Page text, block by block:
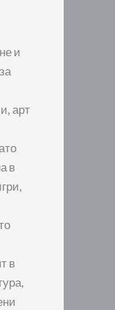
и
арт
в
в